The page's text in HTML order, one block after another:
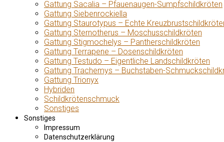
Gattung Sacalia – Pfauenaugen-Sumpfschildkröten
Gattung Siebenrockiella
Gattung Staurotypus – Echte
Gattung Sternotherus – Moschusschildkröten
Gattung Stigmochelys – Pantherschildkröten
Gattung Terrapene – Dosenschildkröten
Gattung Testudo – Eigentliche Landschildkröten
Gattung Trachemys – Buchstaben-
Gattung Trionyx
Hybriden
Schildkrötenschmuck
Sonstiges
Sonstiges
Impressum
Datenschutzerklärung